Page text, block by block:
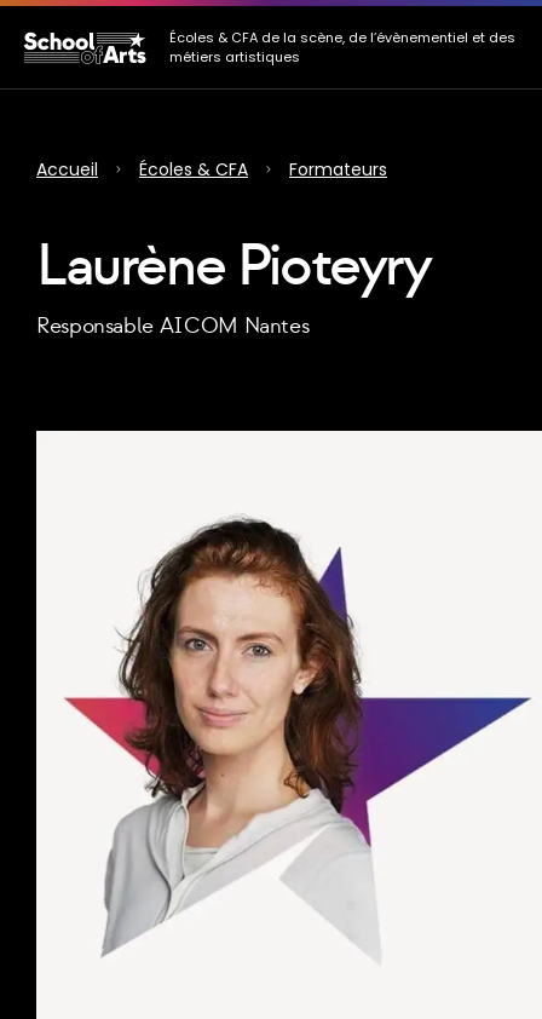
Allez au contenu principal Allez au menu Allez au pied de page
Écoles & CFA de la scène, de l’évènementiel et des
métiers artistiques
Accueil Écoles & CFA Formateurs
Laurène Pioteyry
Responsable AICOM Nantes